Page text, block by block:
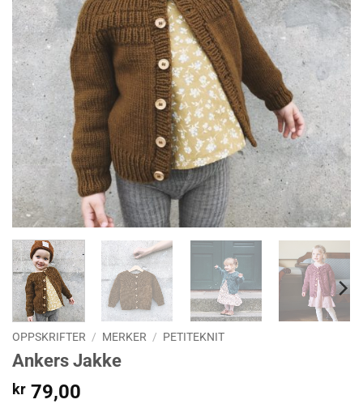
OPPSKRIFTER / MERKER / PETITEKNIT
Ankers Jakke
kr 79,00